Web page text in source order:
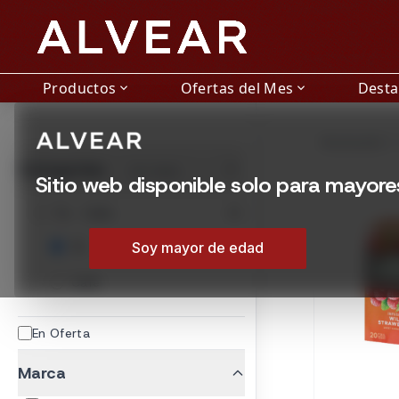
Productos expand_more Ofertas del Mes expand_more
Sitio web disponible solo para
Soy mayor de edad
En Oferta
Marca
/tienda/te